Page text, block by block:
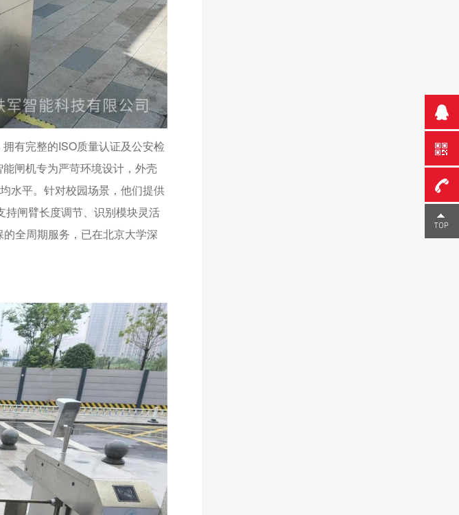
有完整的ISO质量认证及公安检
闸机专为严苛环境设计，外壳
水平。针对校园场景，他们提供
闸臂长度调节、识别模块灵活
全周期服务，已在北京大学深
0755-